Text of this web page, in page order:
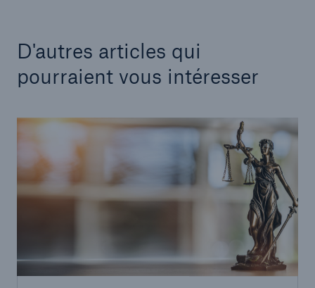
D'autres articles qui
pourraient vous intéresser